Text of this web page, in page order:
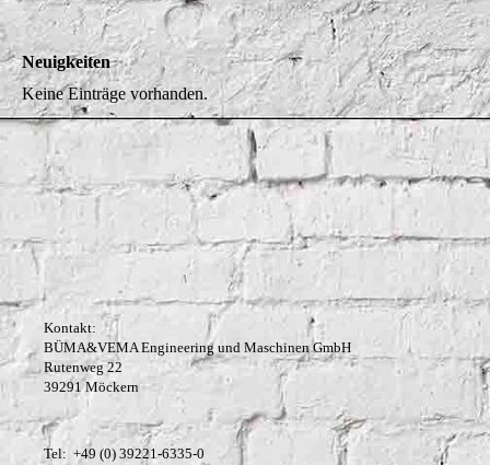
Neuigkeiten
Keine Einträge vorhanden.
Kontakt:
BÜMA&VEMA Engineering und Maschinen GmbH
Rutenweg 22
39291 Möckern
Tel: +49 (0) 39221-6335-0